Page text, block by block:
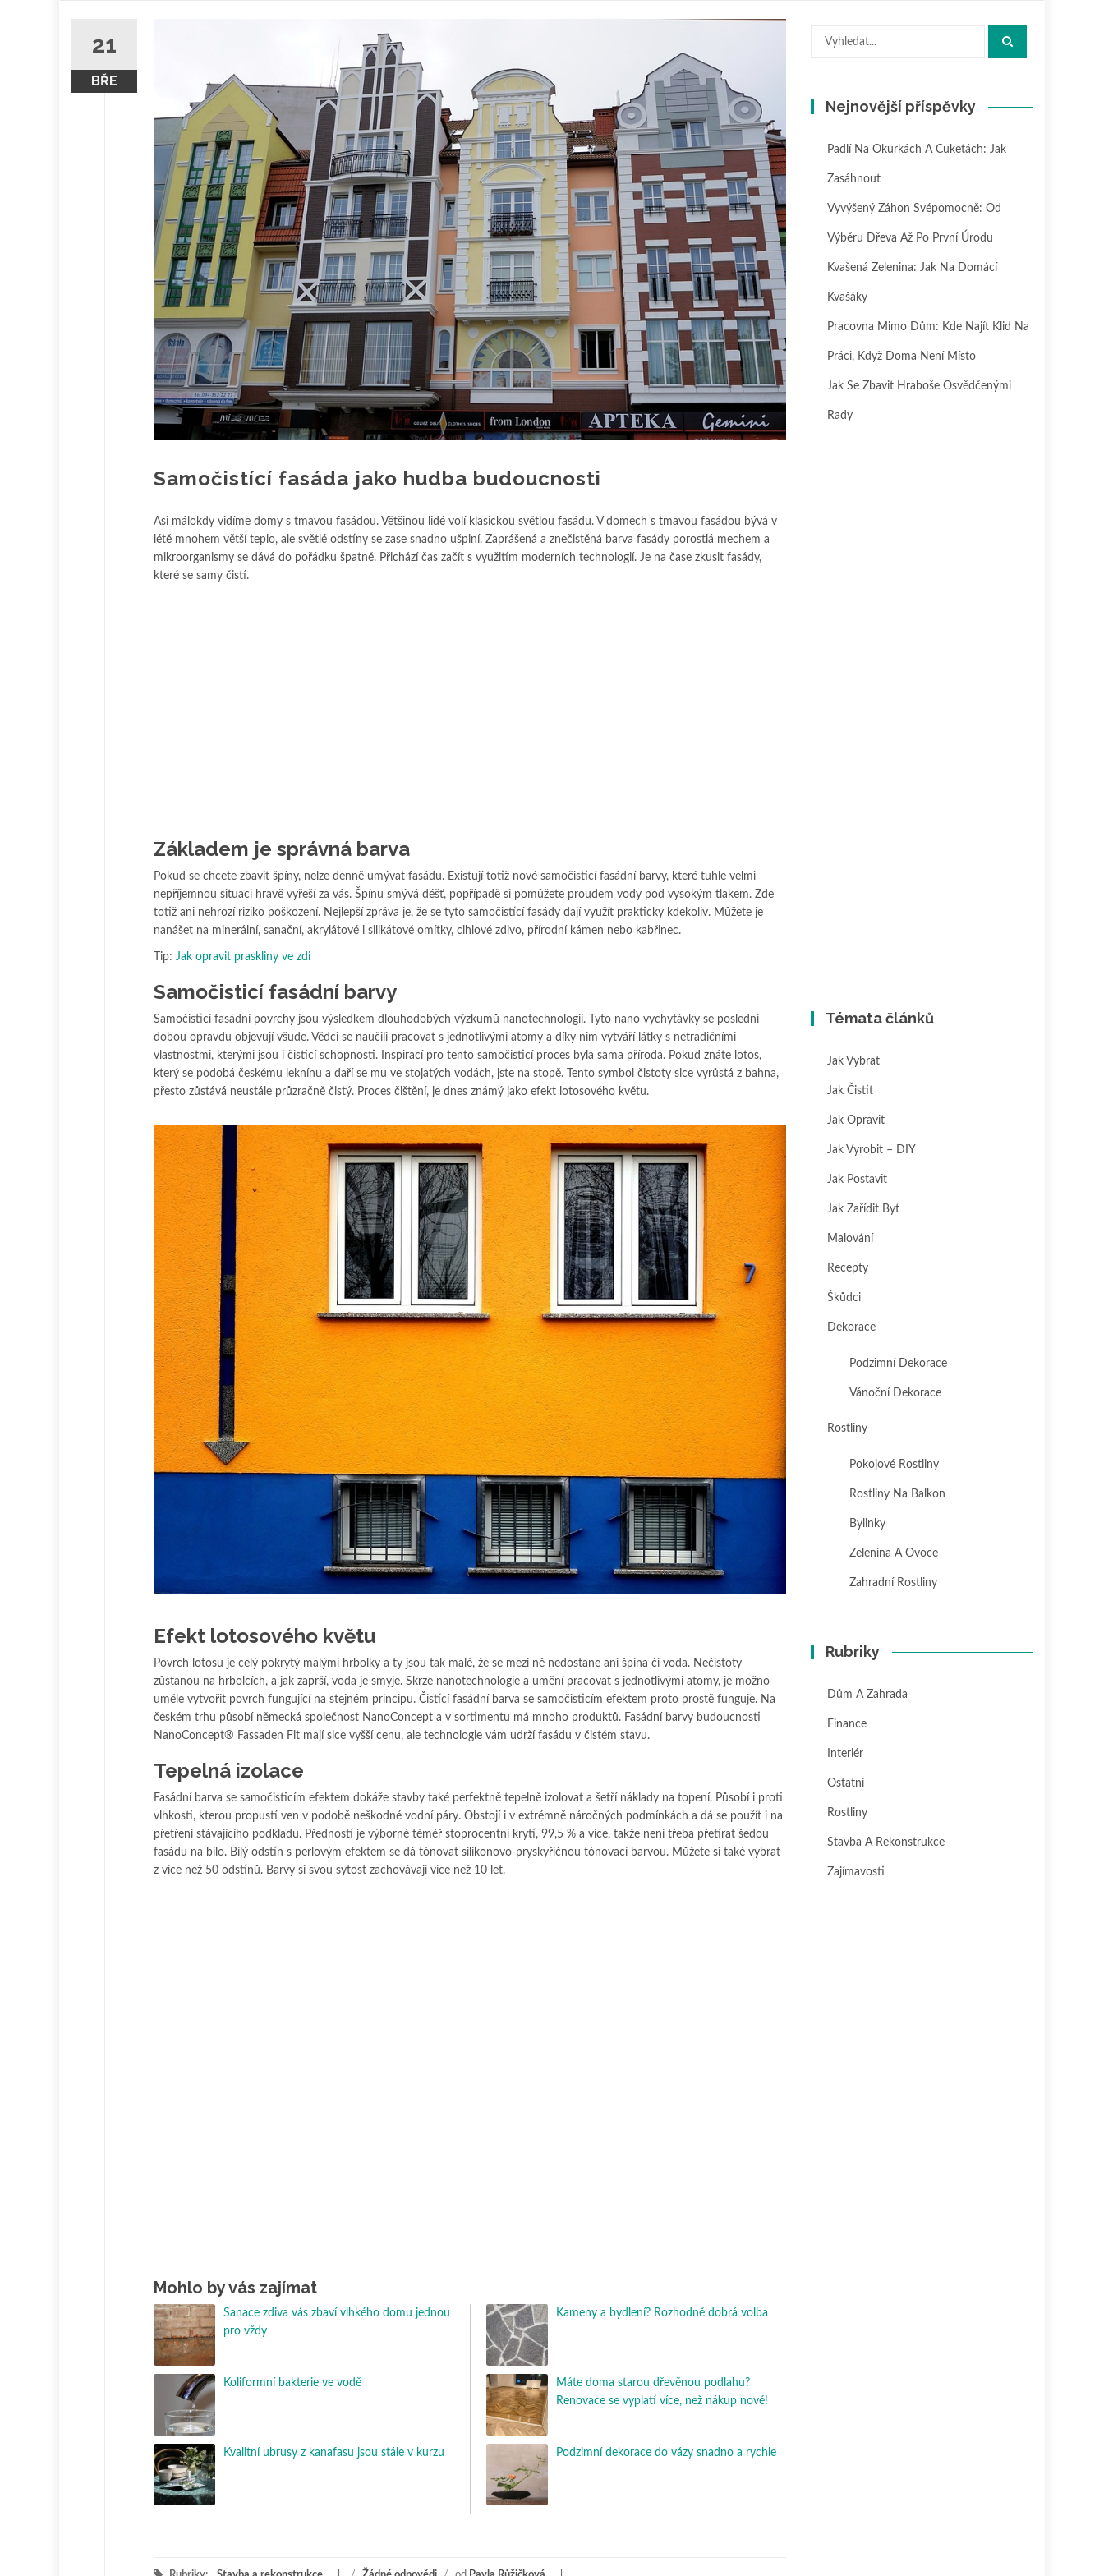
21
BŘE
Samočistící fasáda jako hudba budoucnosti
Asi málokdy vidíme domy s tmavou fasádou. Většinou lidé volí klasickou světlou fasádu. V domech s tmavou fasádou bývá v
létě mnohem větší teplo, ale světlé odstíny se zase snadno ušpiní. Zaprášená a znečistěná barva fasády porostlá mechem a
mikroorganismy se dává do pořádku špatně. Přichází čas začít s využitím moderních technologií. Je na čase zkusit fasády,
které se samy čistí.
Základem je správná barva
Pokud se chcete zbavit špíny, nelze denně umývat fasádu. Existují totiž nové samočisticí fasádní barvy, které tuhle velmi
nepříjemnou situaci hravě vyřeší za vás. Špínu smývá déšť, popřípadě si pomůžete proudem vody pod vysokým tlakem. Zde
totiž ani nehrozí riziko poškození. Nejlepší zpráva je, že se tyto samočistící fasády dají využít prakticky kdekoliv. Můžete je
nanášet na minerální, sanační, akrylátové i silikátové omítky, cihlové zdivo, přírodní kámen nebo kabřinec.
Tip: Jak opravit praskliny ve zdi
Samočisticí fasádní barvy
Samočisticí fasádní povrchy jsou výsledkem dlouhodobých výzkumů nanotechnologií. Tyto nano vychytávky se poslední
dobou opravdu objevují všude. Vědci se naučili pracovat s jednotlivými atomy a díky nim vytváří látky s netradičními
vlastnostmi, kterými jsou i čisticí schopnosti. Inspirací pro tento samočisticí proces byla sama příroda. Pokud znáte lotos,
který se podobá českému leknínu a daří se mu ve stojatých vodách, jste na stopě. Tento symbol čistoty sice vyrůstá z bahna,
přesto zůstává neustále průzračně čistý. Proces čištění, je dnes známý jako efekt lotosového květu.
Efekt lotosového květu
Povrch lotosu je celý pokrytý malými hrbolky a ty jsou tak malé, že se mezi ně nedostane ani špína či voda. Nečistoty
zůstanou na hrbolcích, a jak zaprší, voda je smyje. Skrze nanotechnologie a umění pracovat s jednotlivými atomy, je možno
uměle vytvořit povrch fungující na stejném principu. Čistící fasádní barva se samočisticím efektem proto prostě funguje. Na
českém trhu působí německá společnost NanoConcept a v sortimentu má mnoho produktů. Fasádní barvy budoucnosti
NanoConcept® Fassaden Fit mají sice vyšší cenu, ale technologie vám udrží fasádu v čistém stavu.
Tepelná izolace
Fasádní barva se samočisticím efektem dokáže stavby také perfektně tepelně izolovat a šetří náklady na topení. Působí i proti
vlhkosti, kterou propustí ven v podobě neškodné vodní páry. Obstojí i v extrémně náročných podmínkách a dá se použít i na
přetření stávajícího podkladu. Předností je výborné téměř stoprocentní krytí, 99,5 % a více, takže není třeba přetírat šedou
fasádu na bílo. Bílý odstín s perlovým efektem se dá tónovat silikonovo-pryskyřičnou tónovací barvou. Můžete si také vybrat
z více než 50 odstínů. Barvy si svou sytost zachovávají více než 10 let.
Mohlo by vás zajímat
Sanace zdiva vás zbaví vlhkého domu jednou
pro vždy
Koliformní bakterie ve vodě
Kvalitní ubrusy z kanafasu jsou stále v kurzu
Kameny a bydlení? Rozhodně dobrá volba
Máte doma starou dřevěnou podlahu?
Renovace se vyplatí více, než nákup nové!
Podzimní dekorace do vázy snadno a rychle
Hledat:
Nejnovější příspěvky
Padlí Na Okurkách A Cuketách: Jak
Zasáhnout
Vyvýšený Záhon Svépomocně: Od
Výběru Dřeva Až Po První Úrodu
Kvašená Zelenina: Jak Na Domácí
Kvašáky
Pracovna Mimo Dům: Kde Najít Klid Na
Práci, Když Doma Není Místo
Jak Se Zbavit Hraboše Osvědčenými
Rady
Témata článků
Jak Vybrat
Jak Čistit
Jak Opravit
Jak Vyrobit – DIY
Jak Postavit
Jak Zařídit Byt
Malování
Recepty
Škůdci
Dekorace
Podzimní Dekorace
Vánoční Dekorace
Rostliny
Pokojové Rostliny
Rostliny Na Balkon
Bylinky
Zelenina A Ovoce
Zahradní Rostliny
Rubriky
Dům A Zahrada
Finance
Interiér
Ostatní
Rostliny
Stavba A Rekonstrukce
Zajímavosti